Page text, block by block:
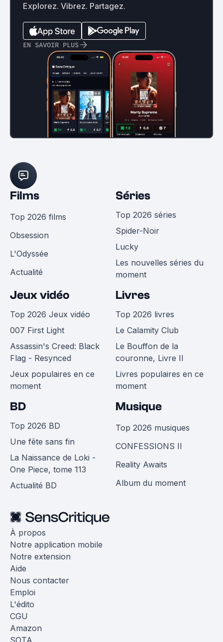
Explorez. Vibrez. Partagez.
EN SAVOIR PLUS
Films
Top 2026 films
Obsession
L'Odyssée
Actualité
Séries
Top 2026 séries
Spider-Noir
Lucky
Les nouvelles séries du
moment
Jeux vidéo
Top 2026 Jeux vidéo
007 First Light
Assassin's Creed: Black
Flag - Resynced
Jeux populaires en ce
moment
Livres
Top 2026 livres
Le Calamity Club
Le Bouffon de la
couronne, Livre II
Livres populaires en ce
moment
BD
Top 2026 BD
Une fête sans fin
La Naissance de Loki -
One Piece, tome 113
Actualité BD
Musique
Top 2026 musiques
CONFESSIONS II
Reality Awaits
Album du moment
À propos
Notre application mobile
Notre extension
Aide
Nous contacter
Emploi
L'édito
CGU
Amazon
SOTA